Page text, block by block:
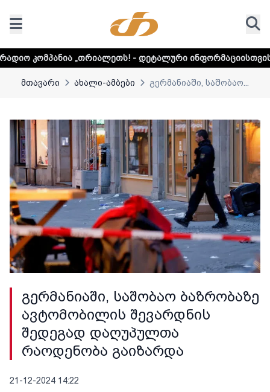
„თრიალეთს! - დეტალური ინფორმაციისთვის დააკლიკეთ
მთავარი ახალი-ამბები გერმანიაში, საშობაო...
გერმანიაში, საშობაო ბაზრობაზე
ავტომობილის შევარდნის
შედეგად დაღუპულთა
რაოდენობა გაიზარდა
21-12-2024 14:22